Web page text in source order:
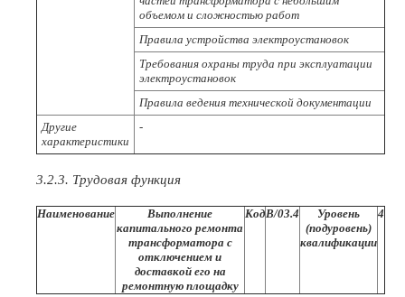
объемом и сложностью работ
Правила устройства электроустановок
Требования охраны труда при эксплуатации
электроустановок
Правила ведения технической документации
Другие
характеристики
-
3.2.3. Трудовая функция
Наименование
Выполнение
капитального ремонта
трансформатора с
отключением и
доставкой его на
ремонтную площадку
КодВ/03.4
Уровень
(подуровень)
квалификации
4